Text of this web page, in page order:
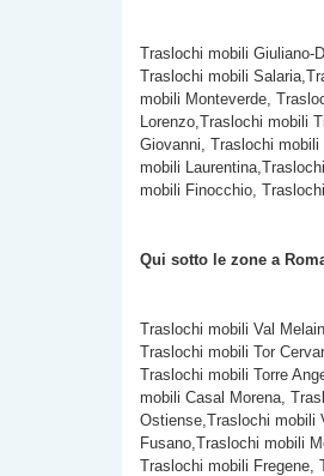
Traslochi mobili Giuliano-
Traslochi mobili
mobili Monteverde,
Lorenzo,Traslochi mobili
Giovanni, Traslochi
mobili
mobili Finocchio,
Qui sotto le zone a
Traslochi mobili Val
Traslochi mobili Tor
Traslochi mobili Torre
mobili Casal Morena,
Ostiense,Traslochi mobili
Fusano,Traslochi mobili
Traslochi mobili Fregene,